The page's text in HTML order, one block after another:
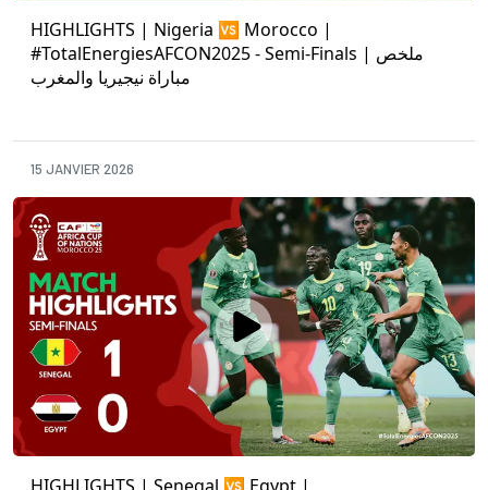
HIGHLIGHTS | Nigeria 🆚 Morocco |
#TotalEnergiesAFCON2025 - Semi-Finals | ملخص
مباراة نيجيريا والمغرب
15 JANVIER 2026